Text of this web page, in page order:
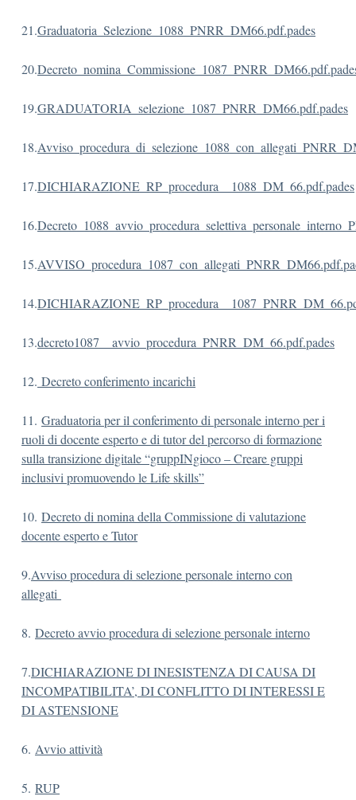
21.Graduatoria_Selezione_1088_PNRR_DM66.pdf.pades
20.
19.GRADUATORIA_selezione_1087_PNRR_DM66.pdf.pades
18.
17.DICHIARAZIONE_RP_procedura__1088_DM_66.pdf.pades
16.
15.
14.
13.decreto1087__avvio_procedura_PNRR_DM_66.pdf.pades
12. Decreto conferimento incarichi
11. Graduatoria per il conferimento di personale interno per i
ruoli di docente esperto e di tutor del percorso di formazione
sulla transizione digitale “gruppINgioco – Creare gruppi
inclusivi promuovendo le Life skills”
10. Decreto di nomina della Commissione di valutazione
docente esperto e Tutor
9.Avviso procedura di selezione personale interno con
allegati
8. Decreto avvio procedura di selezione personale interno
7.DICHIARAZIONE DI INESISTENZA DI CAUSA DI
INCOMPATIBILITA’, DI CONFLITTO DI INTERESSI E
DI ASTENSIONE
6. Avvio attività
5. RUP